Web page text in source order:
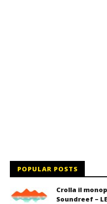
POPULAR POSTS
Crolla il
Soundreef –